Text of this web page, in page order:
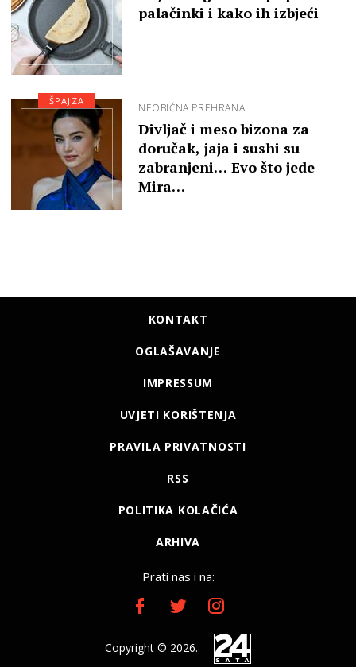
palačinki i kako ih izbjeći
NEOBIČNA PREHRANA
Divljač i meso bizona za
doručak, jaja i sushi su
zabranjeni… Evo što jede
Mira…
ŠPAJZA
KONTAKT
OGLAŠAVANJE
IMPRESSUM
UVJETI KORIŠTENJA
PRAVILA PRIVATNOSTI
RSS
POLITIKA KOLAČIĆA
ARHIVA
Prati nas i na:
Copyright © 2026.